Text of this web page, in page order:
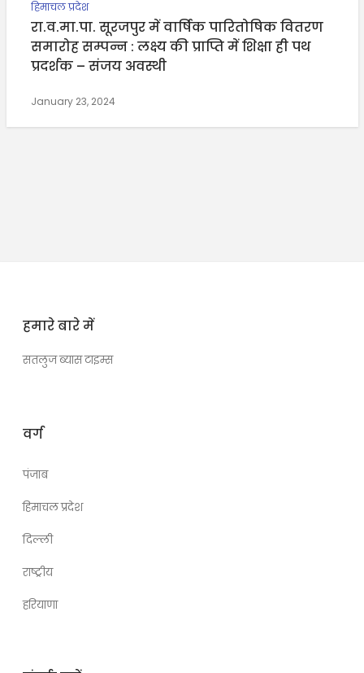
हिमाचल प्रदेश
रा.व.मा.पा. सूरजपुर में वार्षिक पारितोषिक वितरण
समारोह सम्पन्न : लक्ष्य की प्राप्ति में शिक्षा ही पथ
प्रदर्शक – संजय अवस्थी
January 23, 2024
हमारे बारे में
सतलुज ब्यास टाइम्स
वर्ग
पंजाब
हिमाचल प्रदेश
दिल्ली
राष्ट्रीय
हरियाणा